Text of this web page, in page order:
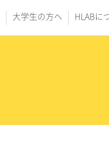
大学生の方へ HLABに